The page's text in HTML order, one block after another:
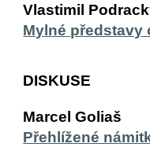
Vlastimil
Mylné představy
DISKUSE
Marcel Goliaš
Přehlížené